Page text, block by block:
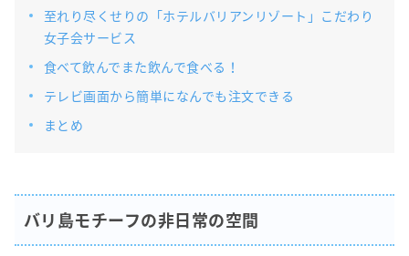
至れり尽くせりの「ホテルバリアンリゾート」こだわり
女子会サービス
食べて飲んでまた飲んで食べる！
テレビ画面から簡単になんでも注文できる
まとめ
バリ島モチーフの非日常の空間